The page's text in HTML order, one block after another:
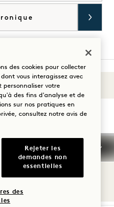
Sons du 1
Visitez
1
Hotels
Visitez
1
Hotels
Visitez
1
Hotels
séjour
d'utilisation
Accessibilité
Mission
Cookie Settings
des cookies pour collecter
vous interagissez avec
personnaliser votre
des fins d'analyse et de
sur nos pratiques en
consultez notre avis de
Rejeter les
demandes non
essentielles
des